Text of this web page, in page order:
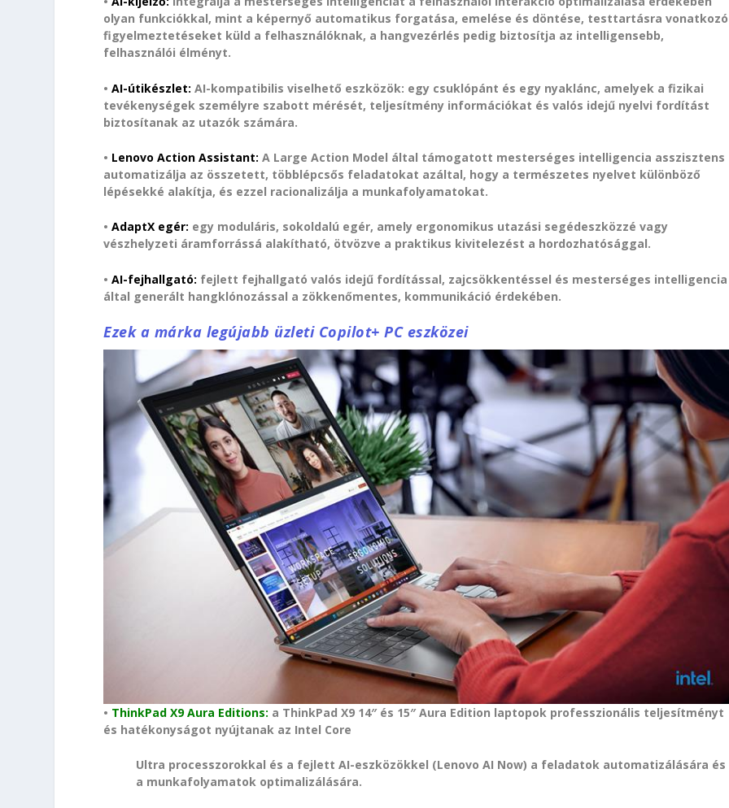
olyan funkciókkal, mint a képernyő automatikus forgatása, emelése és döntése, testtartásra vonatkozó
figyelmeztetéseket küld a felhasználóknak, a hangvezérlés pedig biztosítja az intelligensebb,
felhasználói élményt.
•AI-útikészlet: AI-kompatibilis viselhető eszközök: egy csuklópánt és egy nyaklánc, amelyek a fizikai
tevékenységek személyre szabott mérését, teljesítmény információkat és valós idejű nyelvi fordítást
biztosítanak az utazók számára.
• Lenovo Action Assistant: A Large Action Model által támogatott mesterséges intelligencia asszisztens
automatizálja az összetett, többlépcsős feladatokat azáltal, hogy a természetes nyelvet különböző
lépésekké alakítja, és ezzel racionalizálja a munkafolyamatokat.
•AdaptX egér: egy moduláris, sokoldalú egér, amely ergonomikus utazási segédeszközzé vagy
vészhelyzeti áramforrássá alakítható, ötvözve a praktikus kivitelezést a hordozhatósággal.
•AI-fejhallgató: fejlett fejhallgató valós idejű fordítással, zajcsökkentéssel és mesterséges intelligencia
által generált hangklónozással a zökkenőmentes, kommunikáció érdekében.
Ezek a márka legújabb üzleti Copilot+ PC eszközei
• ThinkPad X9 Aura Editions: a ThinkPad X9 14″ és 15″ Aura Edition laptopok professzionális teljesítményt
és hatékonyságot nyújtanak az Intel Core
Ultra processzorokkal és a fejlett AI-eszközökkel (Lenovo AI Now) a feladatok automatizálására és
a munkafolyamatok optimalizálására.